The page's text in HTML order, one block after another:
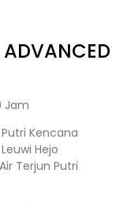
ADVANCED
Jam
Kencana
Hejo
Terjun Putri